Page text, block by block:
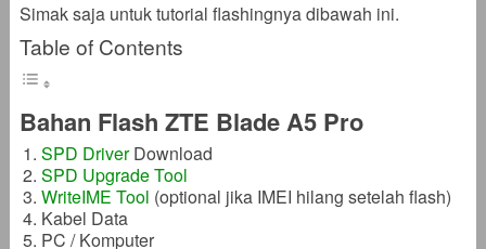
Simak saja untuk tutorial flashingnya dibawah ini.
Table of Contents
Bahan Flash ZTE Blade A5 Pro
SPD DriverDownload
SPD Upgrade Tool
WriteIME Tool (optional jika IMEI hilang setelah flash)
Kabel Data
PC / Komputer